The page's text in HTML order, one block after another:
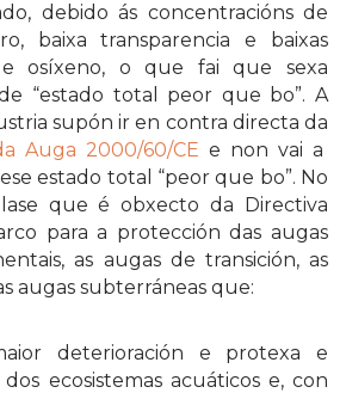
debido ás concentracións de
baixa transparencia e baixas
osíxeno, o que fai que sexa
“estado total peor que bo”. A
supón ir en contra directa da
Auga 2000/60/CE e non vai a
estado total “peor que bo”. No
que é obxecto da Directiva
para a protección das augas
as augas de transición, as
augas subterráneas que:
deterioración e protexa e
ecosistemas acuáticos e, con